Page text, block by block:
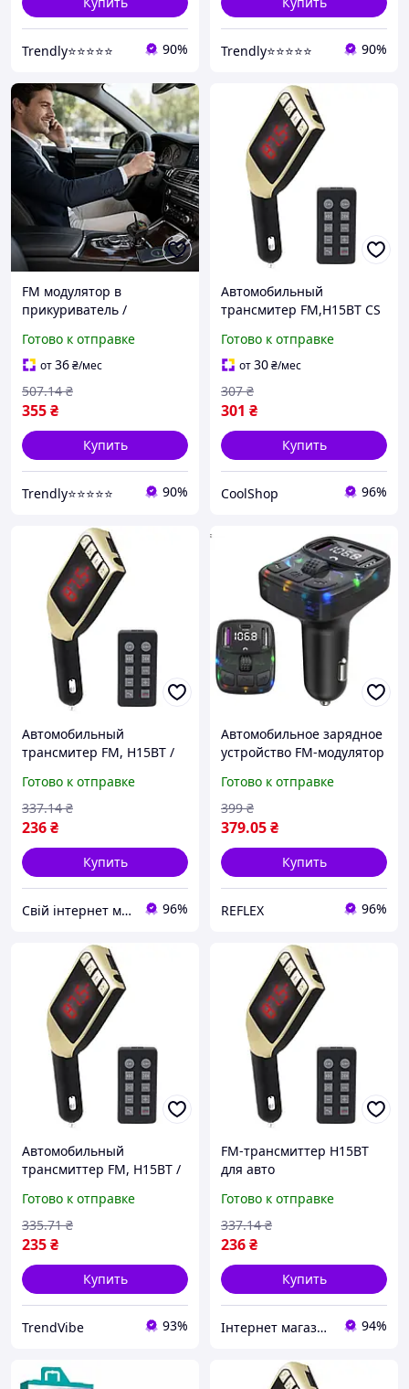
Trendly⭐⭐⭐⭐⭐ 90% Trendly⭐⭐⭐⭐⭐ 90%
FM модулятор в
прикуриватель /
устройств, Bluetooth,
QC3.0, Borofone BC41,
Черный / FM-
трансмиттер в
Готово к отправке
от36₴/мес
355₴
507.14 ₴
Купить
Trendly⭐⭐⭐⭐⭐ 90%
Автомобильный
трансмитер FM,H15BT CS
Готово к отправке
от30₴/мес
301 ₴
307 ₴
Купить
CoolShop 96%
Автомобильный
трансмитер FM, H15BT /
модулятор с пультом / FM
модулятор
Готово к отправке
236₴
337.14 ₴
Купить
Свій інтернет магазин 96%
Автомобильное зарядное
устройство FM-модулятор
трансмиттер в машину
быстрая зарядка PD30W +
USB
Готово к отправке
379.05₴
399 ₴
Купить
REFLEX 96%
Автомобильный
трансмиттер FM, H15BT /
модуль с пультом / FM
модулятор
Готово к отправке
235₴
335.71 ₴
Купить
TrendVibe 93%
FM-трансмиттер H15BT
для авто
Готово к отправке
236₴
337.14 ₴
Купить
Інтернет магазин Сенс 94%